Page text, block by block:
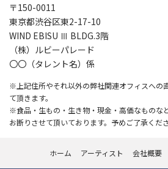
〒150-0011
東京都渋谷区東2-17-10
WIND EBISU Ⅲ BLDG.3階
（株）ルビーパレード
〇〇（タレント名）係
※上記住所やそれ以外の弊社関連オフィスへの
て頂きます。
※食品・生もの・生き物・現金・高価なものな
お断りさせて頂いております。予めご了承くださ
ホーム アーティスト 会社概要